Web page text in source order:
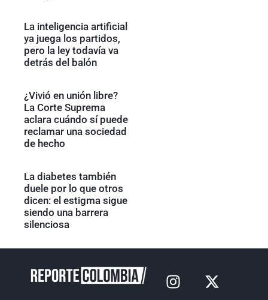
La inteligencia artificial
ya juega los partidos,
pero la ley todavía va
detrás del balón
¿Vivió en unión libre?
La Corte Suprema
aclara cuándo sí puede
reclamar una sociedad
de hecho
La diabetes también
duele por lo que otros
dicen: el estigma sigue
siendo una barrera
silenciosa